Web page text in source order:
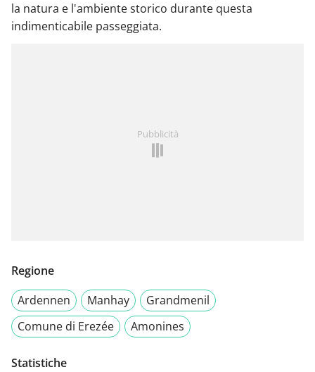
la natura e l'ambiente storico durante questa
indimenticabile passeggiata.
Pubblicità
Regione
Ardennen
Manhay
Grandmenil
Comune di Erezée
Amonines
Statistiche